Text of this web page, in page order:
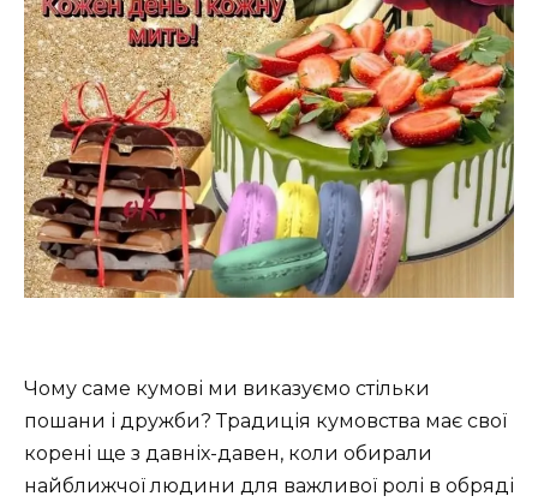
Чому саме кумові ми виказуємо стільки
пошани і дружби? Традиція кумовства має свої
корені ще з давніх-давен, коли обирали
найближчої людини для важливої ролі в обряді